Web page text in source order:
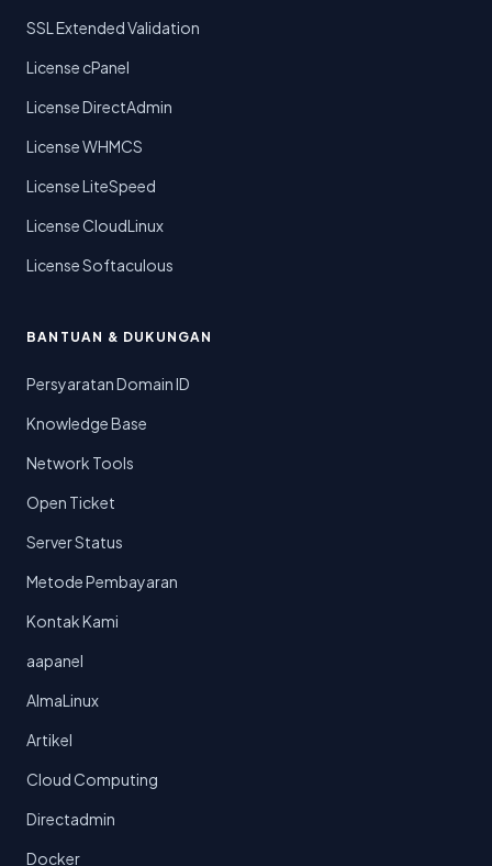
SSL Extended Validation
License cPanel
License DirectAdmin
License WHMCS
License LiteSpeed
License CloudLinux
License Softaculous
BANTUAN & DUKUNGAN
Persyaratan Domain ID
Knowledge Base
Network Tools
Open Ticket
Server Status
Metode Pembayaran
Kontak Kami
aapanel
AlmaLinux
Artikel
Cloud Computing
Directadmin
Docker